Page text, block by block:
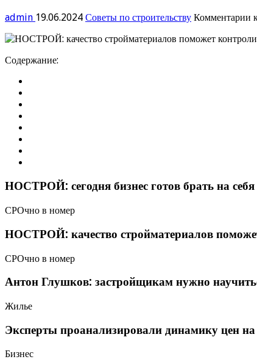
admin 19.06.2024 Советы по строительству Комментарии
Содержание:
НОСТРОЙ: сегодня бизнес готов брать на
СРОчно в номер
НОСТРОЙ: качество стройматериалов
СРОчно в номер
Антон Глушков: застройщикам нужно
Жилье
Эксперты проанализировали динамику цен
Бизнес